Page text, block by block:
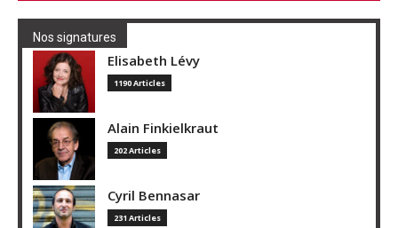
Nos signatures
Elisabeth Lévy
1190 Articles
Alain Finkielkraut
202 Articles
Cyril Bennasar
231 Articles